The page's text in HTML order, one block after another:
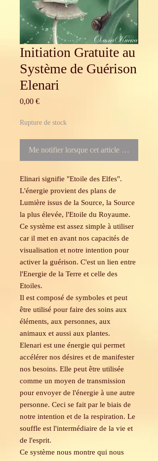
Initiation Gratuite au
Système de Guérison
Elenari
0,00 €Prix
Rupture de stock
Me notifier lorsque cet article est
Elinari signifie "Etoile des Elfes".
L'énergie provient des plans de
Lumière issus de la Source, la Source
la plus élevée, l'Etoile du Royaume.
Ce système est assez simple à utiliser
car il met en avant nos capacités de
visualisation et notre intention pour
activer la guérison. C'est un lien entre
l'Energie de la Terre et celle des
Etoiles.
Il est composé de symboles et peut
être utilisé pour faire des soins aux
éléments, aux personnes, aux
animaux et aussi aux plantes.
Elenari est une énergie qui permet
accélérer nos désires et de manifester
nos besoins. Elle peut être utilisée
comme un moyen de transmission
pour envoyer de l'énergie à une autre
personne. Ceci se fait par le biais de
notre intention et de la respiration. Le
souffle est l'intermédiaire de la vie et
de l'esprit.
Ce système nous montre qui nous